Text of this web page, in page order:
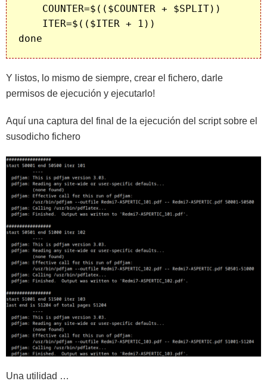
    COUNTER=$(($COUNTER + $SPLIT))
    ITER=$(($ITER + 1))
Y listos, lo mismo de siempre, crear el fichero, darle
permisos de ejecución y ejecutarlo!
Aquí una captura del final de la ejecución del script sobre el
susodicho fichero
Una utilidad …